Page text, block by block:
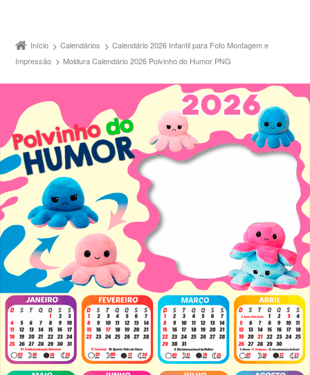
Início Calendários
Calendário 2026 Infantil para Foto Montagem e
Impressão
Moldura Calendário 2026 Polvinho do Humor PNG